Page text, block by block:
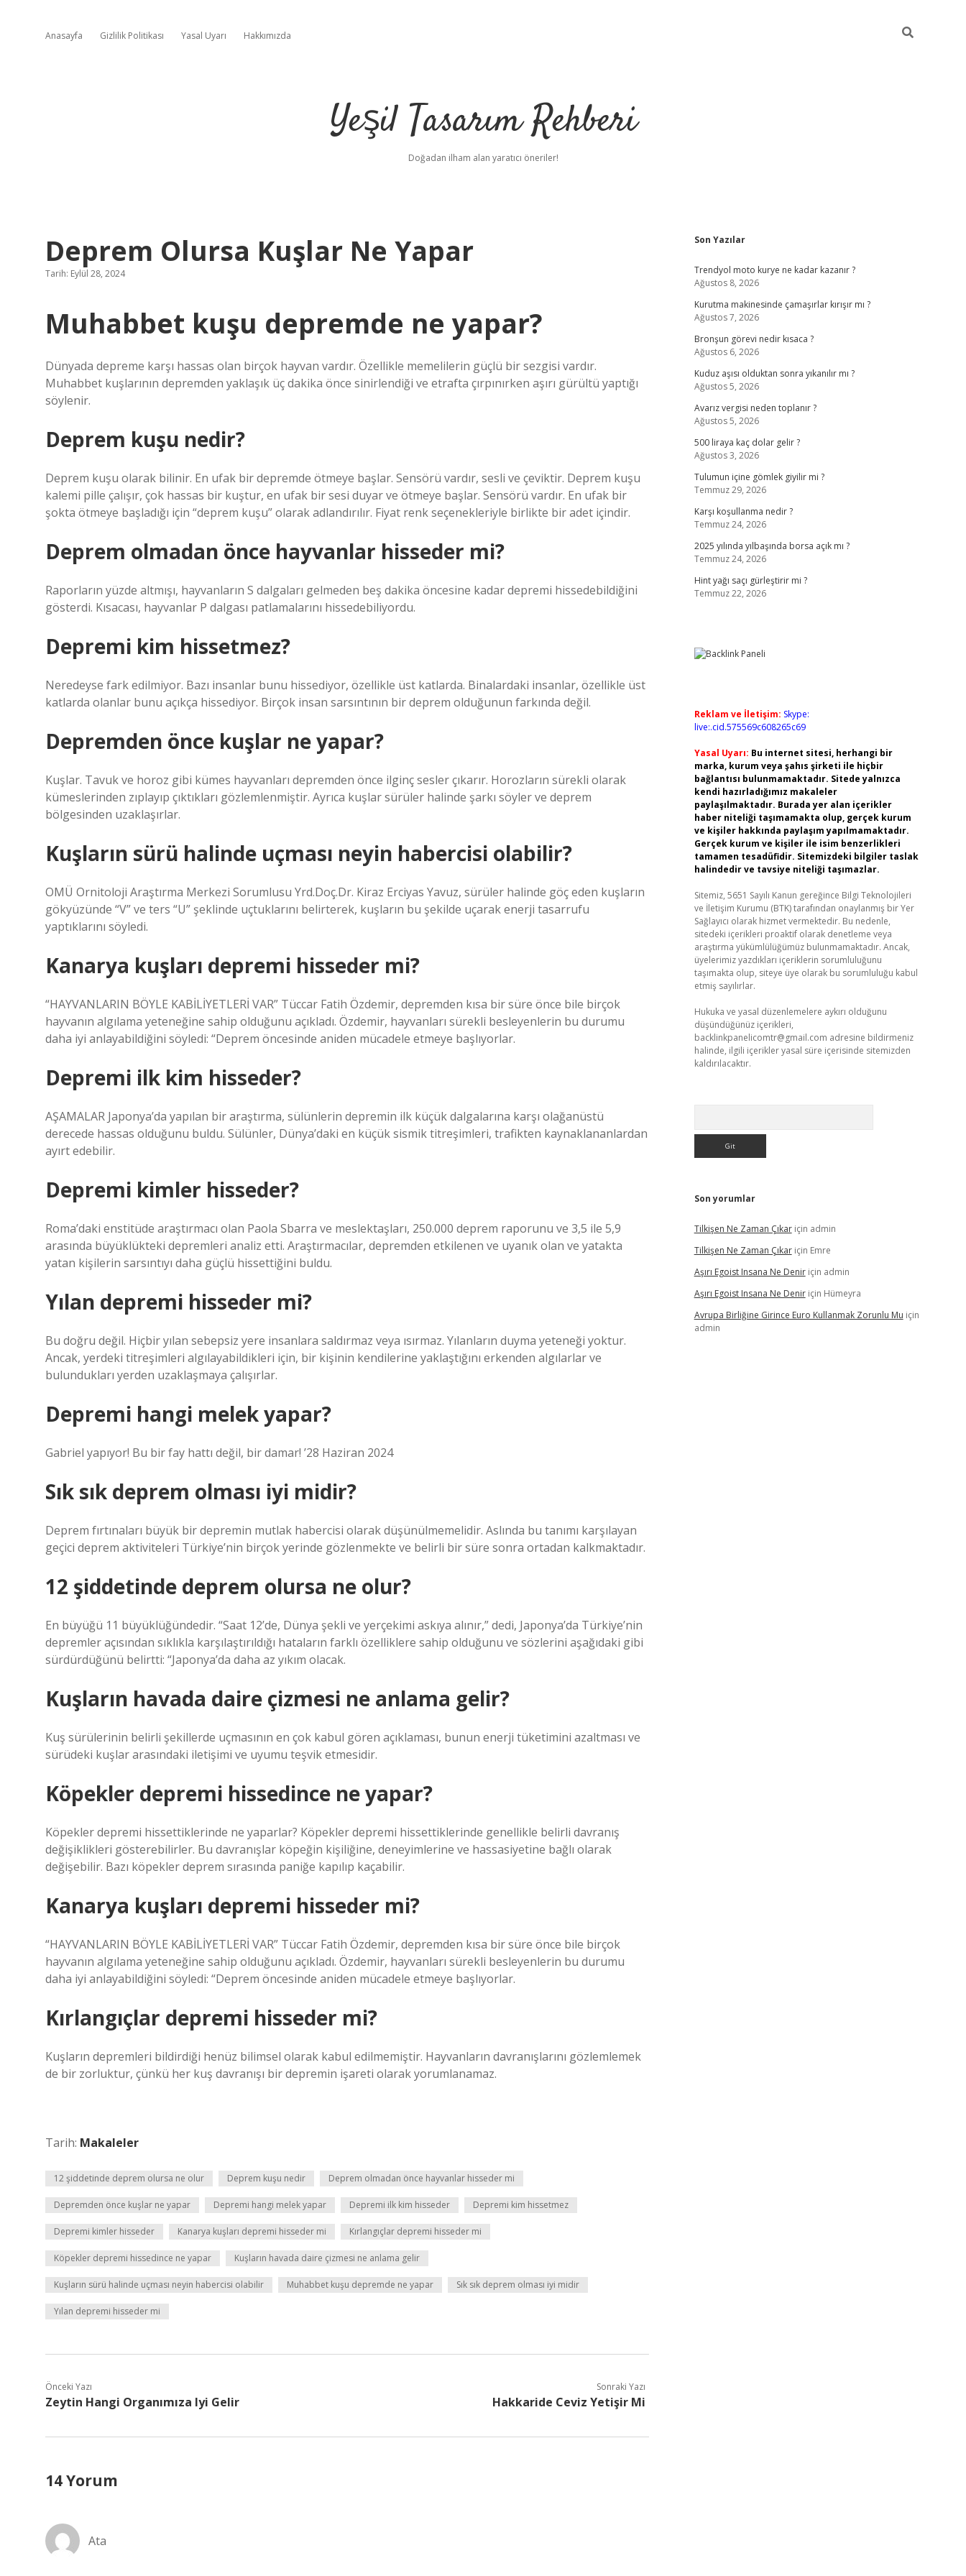
Anasayfa Gizlilik Politikası Yasal Uyarı Hakkımızda
Yeşil Tasarım Rehberi
Doğadan ilham alan yaratıcı öneriler!
Deprem Olursa Kuşlar Ne Yapar
Tarih: Eylül 28, 2024
Muhabbet kuşu depremde ne yapar?
Dünyada depreme karşı hassas olan birçok hayvan vardır. Özellikle memelilerin güçlü bir sezgisi vardır.
Muhabbet kuşlarının depremden yaklaşık üç dakika önce sinirlendiği ve etrafta çırpınırken aşırı gürültü yaptığı
söylenir.
Deprem kuşu nedir?
Deprem kuşu olarak bilinir. En ufak bir depremde ötmeye başlar. Sensörü vardır, sesli ve çeviktir. Deprem kuşu
kalemi pille çalışır, çok hassas bir kuştur, en ufak bir sesi duyar ve ötmeye başlar. Sensörü vardır. En ufak bir
şokta ötmeye başladığı için “deprem kuşu” olarak adlandırılır. Fiyat renk seçenekleriyle birlikte bir adet içindir.
Deprem olmadan önce hayvanlar hisseder mi?
Raporların yüzde altmışı, hayvanların S dalgaları gelmeden beş dakika öncesine kadar depremi hissedebildiğini
gösterdi. Kısacası, hayvanlar P dalgası patlamalarını hissedebiliyordu.
Depremi kim hissetmez?
Neredeyse fark edilmiyor. Bazı insanlar bunu hissediyor, özellikle üst katlarda. Binalardaki insanlar, özellikle üst
katlarda olanlar bunu açıkça hissediyor. Birçok insan sarsıntının bir deprem olduğunun farkında değil.
Depremden önce kuşlar ne yapar?
Kuşlar. Tavuk ve horoz gibi kümes hayvanları depremden önce ilginç sesler çıkarır. Horozların sürekli olarak
kümeslerinden zıplayıp çıktıkları gözlemlenmiştir. Ayrıca kuşlar sürüler halinde şarkı söyler ve deprem
bölgesinden uzaklaşırlar.
Kuşların sürü halinde uçması neyin habercisi olabilir?
OMÜ Ornitoloji Araştırma Merkezi Sorumlusu Yrd.Doç.Dr. Kiraz Erciyas Yavuz, sürüler halinde göç eden kuşların
gökyüzünde “V” ve ters “U” şeklinde uçtuklarını belirterek, kuşların bu şekilde uçarak enerji tasarrufu
yaptıklarını söyledi.
Kanarya kuşları depremi hisseder mi?
“HAYVANLARIN BÖYLE KABİLİYETLERİ VAR” Tüccar Fatih Özdemir, depremden kısa bir süre önce bile birçok
hayvanın algılama yeteneğine sahip olduğunu açıkladı. Özdemir, hayvanları sürekli besleyenlerin bu durumu
daha iyi anlayabildiğini söyledi: “Deprem öncesinde aniden mücadele etmeye başlıyorlar.
Depremi ilk kim hisseder?
AŞAMALAR Japonya’da yapılan bir araştırma, sülünlerin depremin ilk küçük dalgalarına karşı olağanüstü
derecede hassas olduğunu buldu. Sülünler, Dünya’daki en küçük sismik titreşimleri, trafikten kaynaklananlardan
ayırt edebilir.
Depremi kimler hisseder?
Roma’daki enstitüde araştırmacı olan Paola Sbarra ve meslektaşları, 250.000 deprem raporunu ve 3,5 ile 5,9
arasında büyüklükteki depremleri analiz etti. Araştırmacılar, depremden etkilenen ve uyanık olan ve yatakta
yatan kişilerin sarsıntıyı daha güçlü hissettiğini buldu.
Yılan depremi hisseder mi?
Bu doğru değil. Hiçbir yılan sebepsiz yere insanlara saldırmaz veya ısırmaz. Yılanların duyma yeteneği yoktur.
Ancak, yerdeki titreşimleri algılayabildikleri için, bir kişinin kendilerine yaklaştığını erkenden algılarlar ve
bulundukları yerden uzaklaşmaya çalışırlar.
Depremi hangi melek yapar?
Gabriel yapıyor! Bu bir fay hattı değil, bir damar! ’28 Haziran 2024
Sık sık deprem olması iyi midir?
Deprem fırtınaları büyük bir depremin mutlak habercisi olarak düşünülmemelidir. Aslında bu tanımı karşılayan
geçici deprem aktiviteleri Türkiye’nin birçok yerinde gözlenmekte ve belirli bir süre sonra ortadan kalkmaktadır.
12 şiddetinde deprem olursa ne olur?
En büyüğü 11 büyüklüğündedir. “Saat 12’de, Dünya şekli ve yerçekimi askıya alınır,” dedi, Japonya’da Türkiye’nin
depremler açısından sıklıkla karşılaştırıldığı hataların farklı özelliklere sahip olduğunu ve sözlerini aşağıdaki gibi
sürdürdüğünü belirtti: “Japonya’da daha az yıkım olacak.
Kuşların havada daire çizmesi ne anlama gelir?
Kuş sürülerinin belirli şekillerde uçmasının en çok kabul gören açıklaması, bunun enerji tüketimini azaltması ve
sürüdeki kuşlar arasındaki iletişimi ve uyumu teşvik etmesidir.
Köpekler depremi hissedince ne yapar?
Köpekler depremi hissettiklerinde ne yaparlar? Köpekler depremi hissettiklerinde genellikle belirli davranış
değişiklikleri gösterebilirler. Bu davranışlar köpeğin kişiliğine, deneyimlerine ve hassasiyetine bağlı olarak
değişebilir. Bazı köpekler deprem sırasında paniğe kapılıp kaçabilir.
Kanarya kuşları depremi hisseder mi?
“HAYVANLARIN BÖYLE KABİLİYETLERİ VAR” Tüccar Fatih Özdemir, depremden kısa bir süre önce bile birçok
hayvanın algılama yeteneğine sahip olduğunu açıkladı. Özdemir, hayvanları sürekli besleyenlerin bu durumu
daha iyi anlayabildiğini söyledi: “Deprem öncesinde aniden mücadele etmeye başlıyorlar.
Kırlangıçlar depremi hisseder mi?
Kuşların depremleri bildirdiği henüz bilimsel olarak kabul edilmemiştir. Hayvanların davranışlarını gözlemlemek
de bir zorluktur, çünkü her kuş davranışı bir depremin işareti olarak yorumlanamaz.
Tarih: Makaleler
12 şiddetinde deprem olursa ne olur Deprem kuşu nedir Deprem olmadan önce hayvanlar hisseder mi
Depremden önce kuşlar ne yapar Depremi hangi melek yapar Depremi ilk kim hisseder Depremi kim hissetmez
Depremi kimler hisseder Kanarya kuşları depremi hisseder mi Kırlangıçlar depremi hisseder mi
Köpekler depremi hissedince ne yapar Kuşların havada daire çizmesi ne anlama gelir
Kuşların sürü halinde uçması neyin habercisi olabilir Muhabbet kuşu depremde ne yapar Sık sık deprem olması iyi midir
Yılan depremi hisseder mi
Önceki Yazı
Zeytin Hangi Organımıza Iyi Gelir
Sonraki Yazı
Hakkaride Ceviz Yetişir Mi
14 Yorum
Ata
Sidebar
Son Yazılar
Trendyol moto kurye ne kadar kazanır ?
Ağustos 8, 2026
Kurutma makinesinde çamaşırlar kırışır mı ?
Ağustos 7, 2026
Bronşun görevi nedir kısaca ?
Ağustos 6, 2026
Kuduz aşısı olduktan sonra yıkanılır mı ?
Ağustos 5, 2026
Avarız vergisi neden toplanır ?
Ağustos 5, 2026
500 liraya kaç dolar gelir ?
Ağustos 3, 2026
Tulumun içine gömlek giyilir mi ?
Temmuz 29, 2026
Karşı koşullanma nedir ?
Temmuz 24, 2026
2025 yılında yılbaşında borsa açık mı ?
Temmuz 24, 2026
Hint yağı saçı gürleştirir mi ?
Temmuz 22, 2026
Reklam ve İletişim: Skype:
live:.cid.575569c608265c69
Yasal Uyarı: Bu internet sitesi, herhangi bir
marka, kurum veya şahıs şirketi ile hiçbir
bağlantısı bulunmamaktadır. Sitede yalnızca
kendi hazırladığımız makaleler
paylaşılmaktadır. Burada yer alan içerikler
haber niteliği taşımamakta olup, gerçek kurum
ve kişiler hakkında paylaşım yapılmamaktadır.
Gerçek kurum ve kişiler ile isim benzerlikleri
tamamen tesadüfidir. Sitemizdeki bilgiler taslak
halindedir ve tavsiye niteliği taşımazlar.
Sitemiz, 5651 Sayılı Kanun gereğince Bilgi Teknolojileri
ve İletişim Kurumu (BTK) tarafından onaylanmış bir Yer
Sağlayıcı olarak hizmet vermektedir. Bu nedenle,
sitedeki içerikleri proaktif olarak denetleme veya
araştırma yükümlülüğümüz bulunmamaktadır. Ancak,
üyelerimiz yazdıkları içeriklerin sorumluluğunu
taşımakta olup, siteye üye olarak bu sorumluluğu kabul
etmiş sayılırlar.
Hukuka ve yasal düzenlemelere aykırı olduğunu
düşündüğünüz içerikleri,
backlinkpanelicomtr@gmail.com adresine bildirmeniz
halinde, ilgili içerikler yasal süre içerisinde sitemizden
kaldırılacaktır.
Son yorumlar
Tilkişen Ne Zaman Çıkariçin admin
Tilkişen Ne Zaman Çıkariçin Emre
Aşırı Egoist Insana Ne Deniriçin admin
Aşırı Egoist Insana Ne Deniriçin Hümeyra
Avrupa Birliğine Girince Euro Kullanmak Zorunlu Mu için
admin
https://hiltonbet-giris.com/